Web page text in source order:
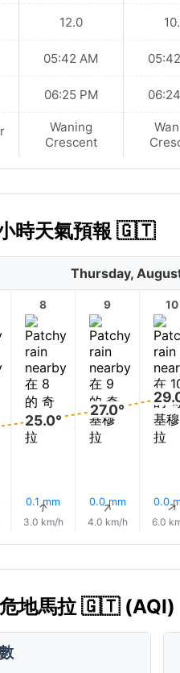
12.0
05:42 AM
06:25 PM
Waning
Crescent
時天氣預報 🇬🇹
Thursday,
8
25.0°
0.1 mm
↑
3.0 km/h
9
27.0°
0.0 mm
↑
4.0 km/h
10
0.0↑
6.0
危地馬拉 🇬🇹 (AQI)